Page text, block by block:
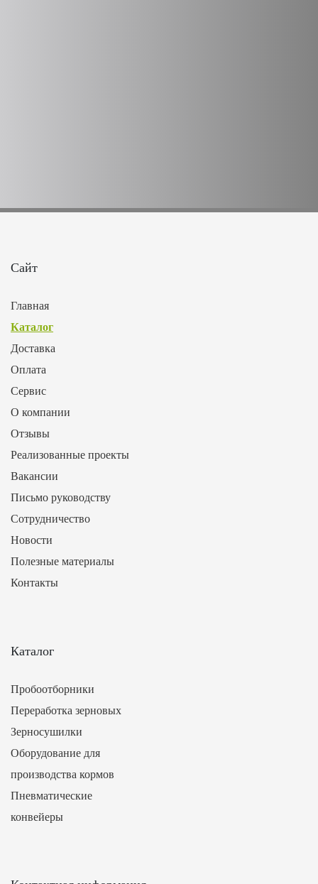
Сайт
Главная
Каталог
Доставка
Оплата
Сервис
О компании
Отзывы
Реализованные проекты
Вакансии
Письмо руководству
Сотрудничество
Новости
Полезные материалы
Контакты
Каталог
Пробоотборники
Переработка зерновых
Зерносушилки
Оборудование для
производства кормов
Пневматические
конвейеры